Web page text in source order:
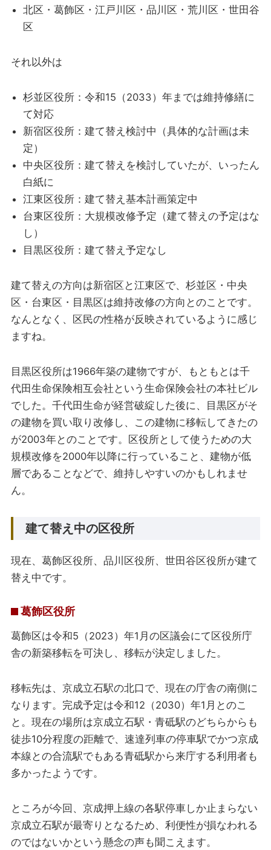
北区・葛飾区・江戸川区・品川区・荒川区・世田谷
区
それ以外は
杉並区役所：令和15（2033）年までは維持修繕に
て対応
新宿区役所：建て替え検討中（具体的な計画は未
定）
中央区役所：建て替えを検討していたが、いったん
白紙に
江東区役所：建て替え基本計画策定中
台東区役所：大規模改修予定（建て替えの予定はな
し）
目黒区役所：建て替え予定なし
建て替えの方向は新宿区と江東区で、杉並区・中央
区・台東区・目黒区は維持改修の方向とのことです。
なんとなく、区民の性格が反映されているように感じ
ますね。
目黒区役所は1966年築の建物ですが、もともとは千
代田生命保険相互会社という生命保険会社の本社ビル
でした。千代田生命が経営破綻した後に、目黒区がそ
の建物を買い取り改修し、この建物に移転してきたの
が2003年とのことです。区役所として使うための大
規模改修を2000年以降に行っていること、建物が低
層であることなどで、維持しやすいのかもしれませ
ん。
建て替え中の区役所
現在、葛飾区役所、品川区役所、世田谷区役所が建て
替え中です。
葛飾区役所
葛飾区は令和5（2023）年1月の区議会にて区役所庁
舎の新築移転を可決し、移転が決定しました。
移転先は、京成立石駅の北口で、現在の庁舎の南側に
なります。完成予定は令和12（2030）年1月とのこ
と。現在の場所は京成立石駅・青砥駅のどちらからも
徒歩10分程度の距離で、速達列車の停車駅でかつ京成
本線との合流駅でもある青砥駅から来庁する利用者も
多かったようです。
ところが今回、京成押上線の各駅停車しか止まらない
京成立石駅が最寄りとなるため、利便性が損なわれる
のではないかという懸念の声も聞こえます。